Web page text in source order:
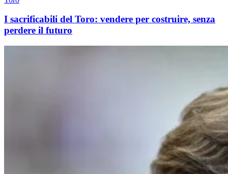
I sacrificabili del Toro: vendere per costruire, senza
perdere il futuro